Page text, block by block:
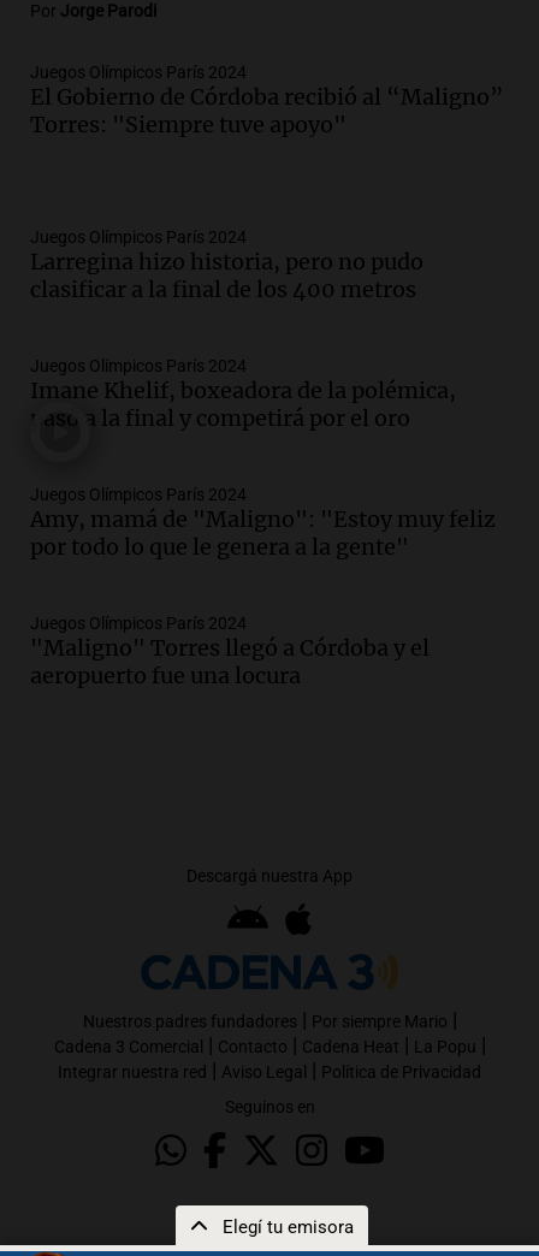
Elegí tu emisora
Por Jorge Parodi
Juegos Olímpicos París 2024
El Gobierno de Córdoba recibió al “Maligno”
Torres: "Siempre tuve apoyo"
Juegos Olímpicos París 2024
Larregina hizo historia, pero no pudo
clasificar a la final de los 400 metros
Juegos Olímpicos París 2024
Imane Khelif, boxeadora de la polémica,
pasó a la final y competirá por el oro
Juegos Olímpicos París 2024
Amy, mamá de "Maligno": "Estoy muy feliz
por todo lo que le genera a la gente"
Juegos Olímpicos París 2024
"Maligno" Torres llegó a Córdoba y el
aeropuerto fue una locura
Descargá nuestra App
Nuestros padres fundadores | Por siempre Mario |
Cadena 3 Comercial | Contacto | Cadena Heat | La Popu |
Integrar nuestra red | Aviso Legal | Política de Privacidad
Seguinos en